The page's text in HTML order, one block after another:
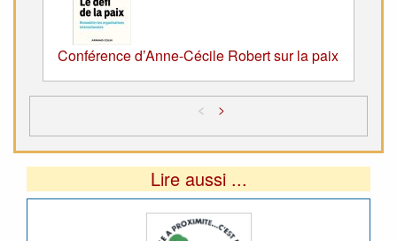
Conférence d’Anne-Cécile Robert sur la paix
< >
Lire aussi ...